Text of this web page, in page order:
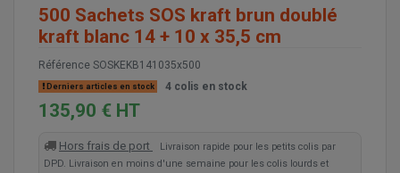
500 Sachets SOS kraft brun doublé
kraft blanc 14 + 10 x 35,5 cm
Référence SOSKEKB141035x500
Derniers articles en stock 4 colis en stock
135,90 € HT
Hors frais de port
Livraison rapide pour les petits colis par
DPD. Livraison en moins d'une semaine pour les colis lourds et